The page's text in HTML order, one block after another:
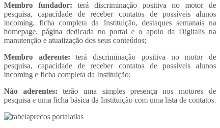
Membro fundador: terá discriminação positiva no motor de
pesquisa, capacidade de receber contatos de possíveis alunos
incoming, ficha completa da Instituição, destaques semanais na
homepage, página dedicada no portal e o apoio da Digitalis na
manutenção e atualização dos seus conteúdos;
Membro aderente: terá discriminação positiva no motor de
pesquisa, capacidade de receber contatos de possíveis alunos
incoming e ficha completa da Instituição;
Não aderentes: terão uma simples presença nos motores de
pesquisa e uma ficha básica da Instituição com uma lista de contatos.